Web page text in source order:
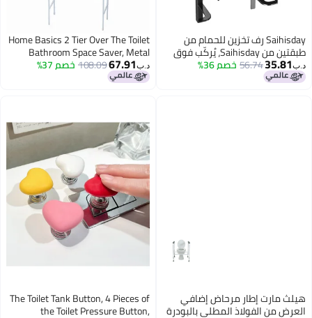
Saihisday رف تخزين للحمام من
طبقتين من Saihisday، يُركّب فوق
المرحاض، سعة كبيرة، منظم حمام
بدون حفر، للحمام
د.ب‏35.81
56.74خصم 36%
Home Basics 2 Tier Over The Toilet
Bathroom Space Saver, Metal
Bathroom Shelf Storage Unit,
Anti-rust, White
د.ب‏67.91
108.09خصم 37%
هيلث مارت إطار مرحاض إضافي
العرض من الفولاذ المطلي بالبودرة
The Toilet Tank Button, 4 Pieces of
the Toilet Pressure Button,